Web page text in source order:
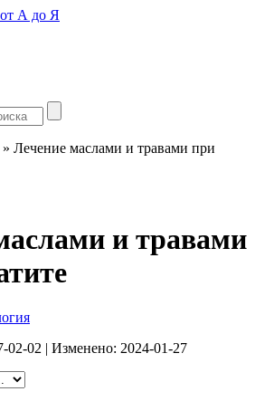
от А до Я
» Лечение маслами и травами при
и травами
02-02 | Изменено: 2024-01-27